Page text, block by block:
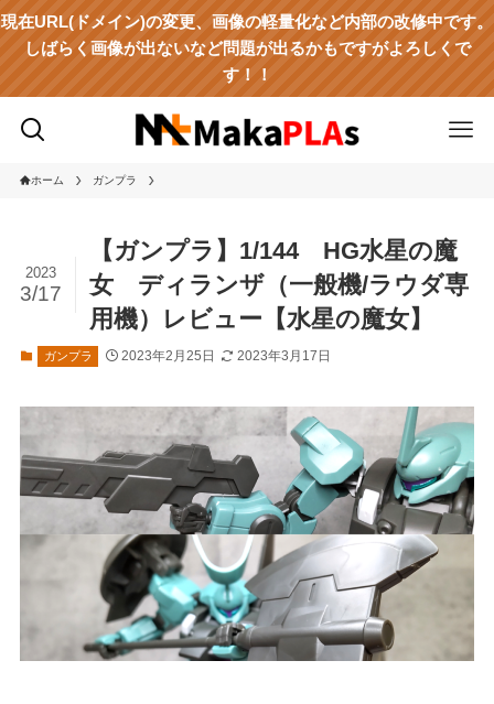
現在URL(ドメイン)の変更、画像の軽量化など内部の改修中です。
しばらく画像が出ないなど問題が出るかもですがよろしくで
す！！
ホーム ガンプラ
【ガンプラ】1/144 HG水星の魔
女 ディランザ（一般機/ラウダ専
用機）レビュー【水星の魔女】
2023
3/17
ガンプラ 2023年2月25日 2023年3月17日